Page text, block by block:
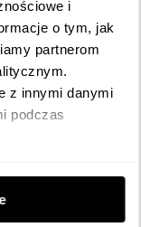
i
o tym, jak
partnerom
z innymi danymi
podczas
oświetlenia
drzew
wspaniałą
osobno
W-OW2
z flash